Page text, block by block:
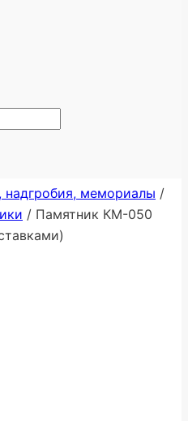
надгробия, мемориалы /
/ Памятник КМ-050